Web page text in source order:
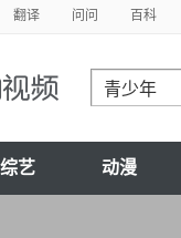
翻译 问问 百科
综艺 动漫